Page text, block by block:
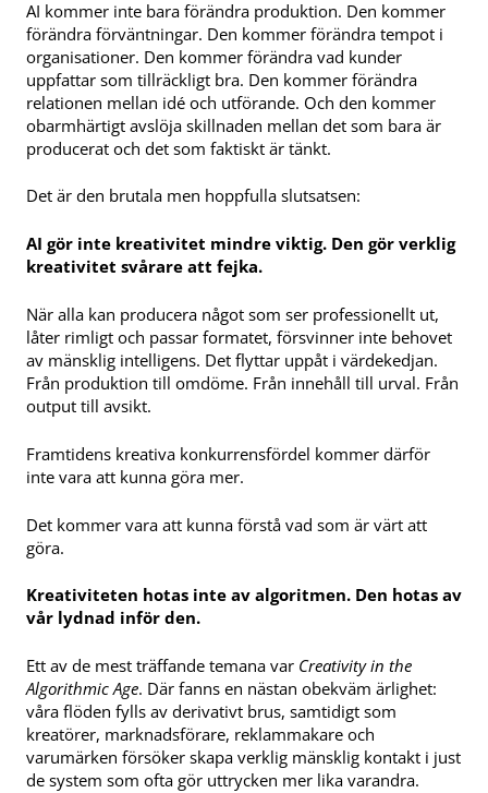
AI kommer inte bara förändra produktion. Den kommer
förändra förväntningar. Den kommer förändra tempot i
organisationer. Den kommer förändra vad kunder
uppfattar som tillräckligt bra. Den kommer förändra
relationen mellan idé och utförande. Och den kommer
obarmhärtigt avslöja skillnaden mellan det som bara är
producerat och det som faktiskt är tänkt.
Det är den brutala men hoppfulla slutsatsen:
AI gör inte kreativitet mindre viktig. Den gör verklig
kreativitet svårare att fejka.
När alla kan producera något som ser professionellt ut,
låter rimligt och passar formatet, försvinner inte behovet
av mänsklig intelligens. Det flyttar uppåt i värdekedjan.
Från produktion till omdöme. Från innehåll till urval. Från
output till avsikt.
Framtidens kreativa konkurrensfördel kommer därför
inte vara att kunna göra mer.
Det kommer vara att kunna förstå vad som är värt att
göra.
Kreativiteten hotas inte av algoritmen. Den hotas av
vår lydnad inför den.
Ett av de mest träffande temana var Creativity in the
Algorithmic Age. Där fanns en nästan obekväm ärlighet:
våra flöden fylls av derivativt brus, samtidigt som
kreatörer, marknadsförare, reklammakare och
varumärken försöker skapa verklig mänsklig kontakt i just
de system som ofta gör uttrycken mer lika varandra.